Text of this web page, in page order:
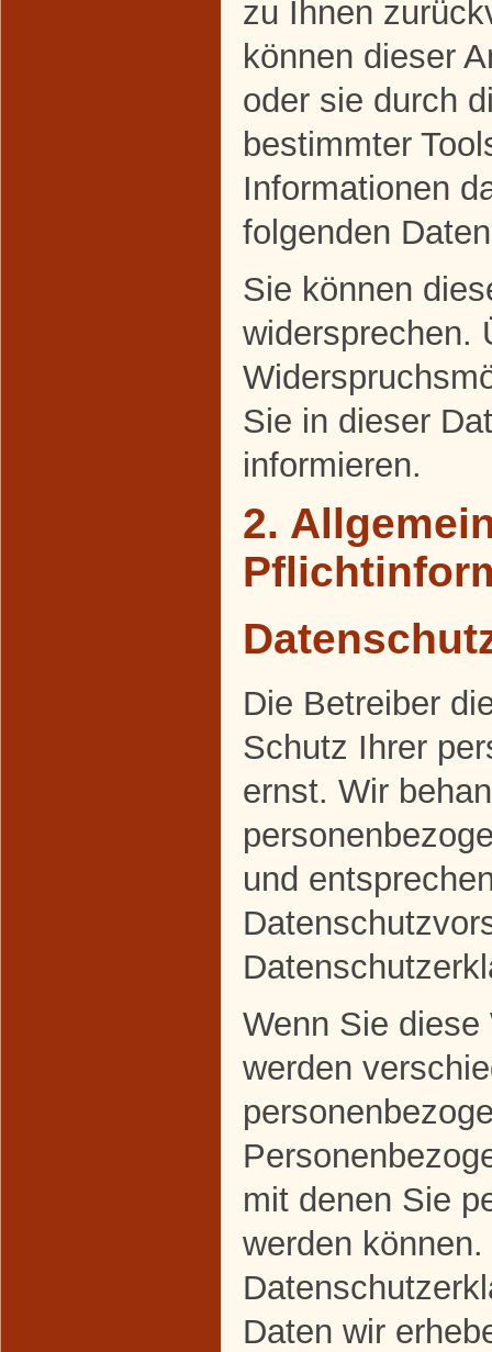
zu Ihnen
können dieser
oder sie durch
bestimmter
Informationen
folgenden
Sie können
widersprechen.
Sie in dieser
informieren.
2.
Die Betreiber
Schutz Ihrer
ernst. Wir
und
Wenn Sie
werden
mit denen Sie
werden
Daten wir